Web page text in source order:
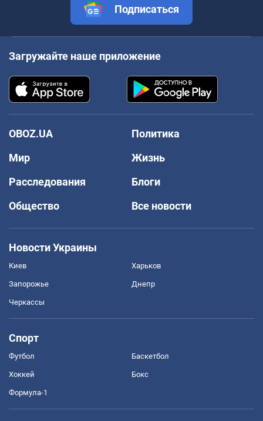
Подписаться
Загружайте наше приложение
OBOZ.UA
Политика
Мир
Жизнь
Расследования
Блоги
Общество
Все новости
Новости Украины
Киев Харьков
Запорожье Днепр
Черкассы
Спорт
Футбол Баскетбол
Хоккей Бокс
Формула-1